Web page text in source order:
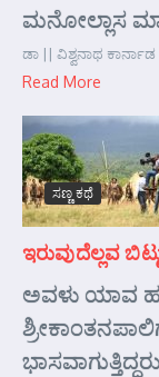
ಮನೋಲ್ಲಾಸ
ಡಾ || ವಿಶ್ವನಾಥ ಕಾರ್ನಾಡ
Read More
ಸಣ್ಣ ಕಥೆ
ಇರುವುದೆಲ್ಲವ
ಅವಳು ಯಾವ